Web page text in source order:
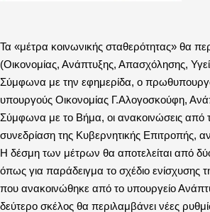
Τα «μέτρα κοινωνικής σταθερότητας» θα
(Οικονομίας, Ανάπτυξης, Απασχόλησης,
Σύμφωνα με την εφημερίδα, ο
υπουργούς Οικονομίας Γ.Αλογοσκούφη,
Σύμφωνα με το Βήμα, οι ανακοινώσεις από
συνεδρίαση της Κυβερνητικής Επιτροπής,
Η δέσμη των μέτρων θα αποτελείται από
όπως για παράδειγμα το σχέδιο ενίσχυσης
που ανακοινώθηκε από το υπουργείο
δεύτερο σκέλος θα περιλαμβάνει νέες